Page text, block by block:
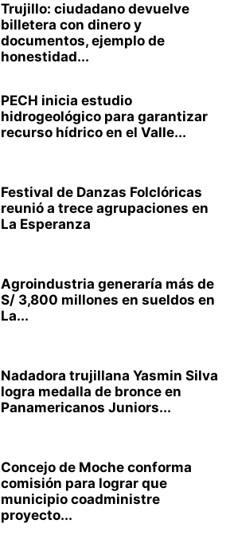
Trujillo: ciudadano devuelve
billetera con dinero y
documentos, ejemplo de
honestidad...
PECH inicia estudio
hidrogeológico para garantizar
recurso hídrico en el Valle...
Festival de Danzas Folclóricas
reunió a trece agrupaciones en
La Esperanza
Agroindustria generaría más de
S/ 3,800 millones en sueldos en
La...
Nadadora trujillana Yasmin Silva
logra medalla de bronce en
Panamericanos Juniors...
Concejo de Moche conforma
comisión para lograr que
municipio coadministre
proyecto...